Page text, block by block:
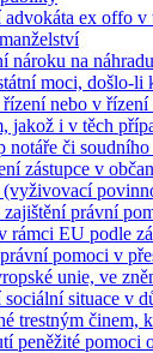
advokáta ex offo v
nároku na
moci, došlo-li
nebo v
jakož i v těch
notáře či
zástupce v
zajištění právní
rámci EU podle
pomoci v
unie, ve
sociální situace v
trestným činem,
peněžité pomoci